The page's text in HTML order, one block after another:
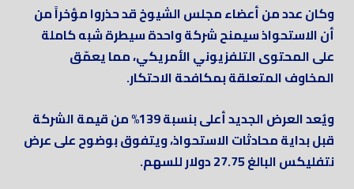
وكان عدد من أعضاء مجلس الشيوخ قد حذروا مؤخراً من
أن الاستحواذ سيمنح شركة واحدة سيطرة شبه كاملة
على المحتوى التلفزيوني الأمريكي، مما يعمّق
المخاوف المتعلقة بمكافحة الاحتكار.
ويُعد العرض الجديد أعلى بنسبة 139% من قيمة الشركة
قبل بداية محادثات الاستحواذ، ويتفوق بوضوح على عرض
نتفليكس البالغ 27.75 دولار للسهم.